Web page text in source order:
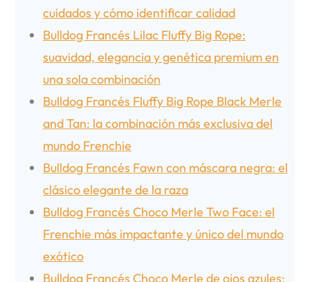
cuidados y cómo identificar calidad
Bulldog Francés Lilac Fluffy Big Rope:
suavidad, elegancia y genética premium en
una sola combinación
Bulldog Francés Fluffy Big Rope Black Merle
and Tan: la combinación más exclusiva del
mundo Frenchie
Bulldog Francés Fawn con máscara negra: el
clásico elegante de la raza
Bulldog Francés Choco Merle Two Face: el
Frenchie más impactante y único del mundo
exótico
Bulldog Francés Choco Merle de ojos azules: